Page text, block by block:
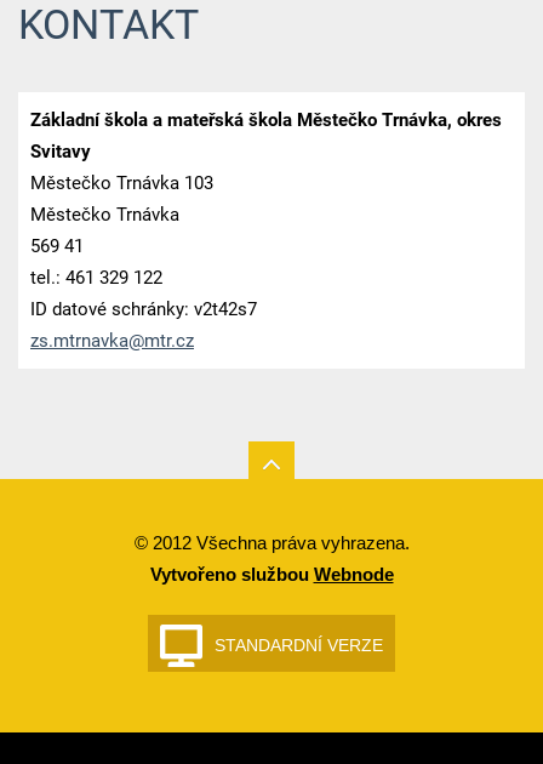
KONTAKT
Základní škola a mateřská škola Městečko Trnávka, okres
Svitavy
Městečko Trnávka 103
Městečko Trnávka
569 41
tel.: 461 329 122
ID datové schránky: v2t42s7
zs.mtrnavka@mtr.cz
© 2012 Všechna práva vyhrazena.
Vytvořeno službou Webnode
STANDARDNÍ VERZE